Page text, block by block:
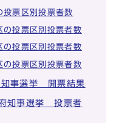
投票区別投票者数
の投票区別投票者数
の投票区別投票者数
の投票区別投票者数
事選挙 開票結果
知事選挙 投票者